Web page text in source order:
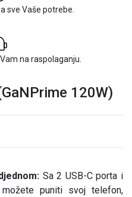
sve Vaše potrebe.
na raspolaganju.
120W)
Sa 2 USB-C porta i
puniti svoj telefon,